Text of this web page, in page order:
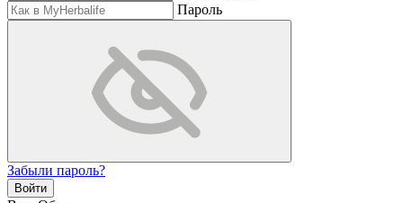
Пароль
Забыли пароль?
Войти